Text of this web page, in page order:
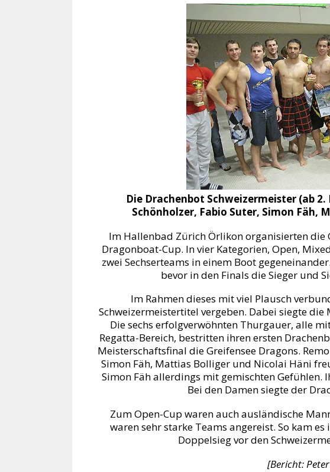
Die Drachenbot Schweizermeister (ab
Schönholzer, Fabio Suter, Simon Fäh,
Im Hallenbad Zürich Örlikon organisierten die
Dragonboat-Cup. In vier Kategorien, Open,
zwei Sechserteams in einem Boot
bevor in den Finals die Sieger und
Im Rahmen dieses mit viel Plausch
Schweizermeistertitel vergeben. Dabei siegte
Die sechs erfolgverwöhnten Thurgauer, alle
Regatta-Bereich, bestritten ihren ersten
Meisterschaftsfinal die Greifensee Dragons.
Simon Fäh, Mattias Bolliger und Nicolai Häni
Simon Fäh allerdings mit gemischten Gefühlen.
Bei den Damen siegte der
Zum Open-Cup waren auch ausländische
waren sehr starke Teams angereist. So kam
Doppelsieg vor den
[Bericht: